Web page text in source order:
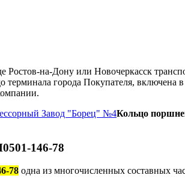
Ростов-на-Дону или Новочеркасск
города Покупателя, включена в
Завод "Борец" №4Кольцо
146-78
78 одна из многочисленных составных